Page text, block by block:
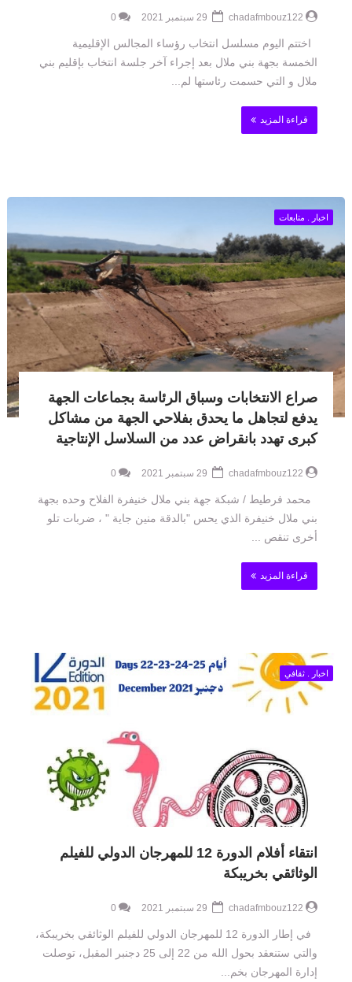
chadafmbouz122
0
اختتم اليوم مسلسل انتخاب رؤساء المجالس الإقليمية
الخمسة بجهة بني ملال بعد إجراء آخر جلسة انتخاب بإقليم بني
ملال و التي حسمت رئاستها لم...
قراءة المزيد
اخبار . متابعات
صراع الانتخابات وسباق الرئاسة بجماعات الجهة
يدفع لتجاهل ما يحدق بفلاحي الجهة من مشاكل
كبرى تهدد بانقراض عدد من السلاسل الإنتاجية
chadafmbouz122
0
محمد فرطيط / شبكة جهة بني ملال خنيفرة الفلاح وحده بجهة
بني ملال خنيفرة الذي يحس "بالدقة منين جاية " ، ضربات تلو
أخرى تنقص ...
قراءة المزيد
اخبار . ثقافي
انتقاء أفلام الدورة 12 للمهرجان الدولي للفيلم
الوثائقي بخريبكة
chadafmbouz122
0
في إطار الدورة 12 للمهرجان الدولي للفيلم الوثائقي بخريبكة،
والتي ستنعقد بحول الله من 22 إلى 25 دجنبر المقبل، توصلت
إدارة المهرجان بخم...